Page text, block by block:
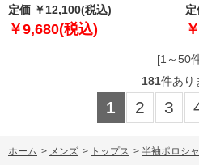
ツ USA直輸入 um0993-1139
定価 ￥12,100(税込)
￥9,680(税込)
ツ
定
[1～50
181件あり
1 2 3
ホーム > メンズ > トップス > 半袖ポロシ